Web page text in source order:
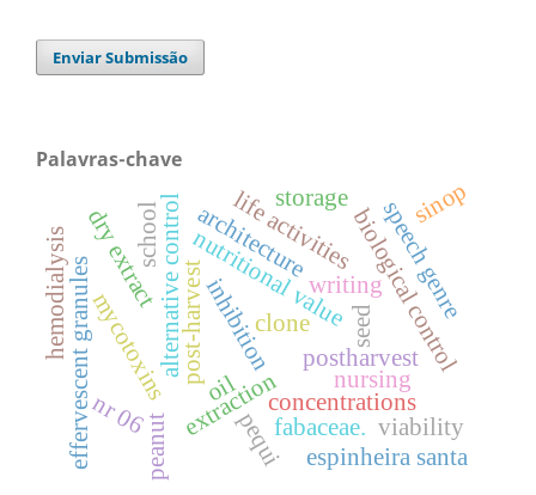
Enviar Submissão
Palavras-chave
concentrations
inhibition postharvest
alternative control
extraction
nutritional value
oil
pequi
biological control
post-harvest
mycotoxins
peanut fabaceae.
writingspeech genre
espinheira santa
effervescent granulesdry extract
hemodialysis life activities
nursing
storage
seed
viability
clone
sinop
school
nr 06
architecture